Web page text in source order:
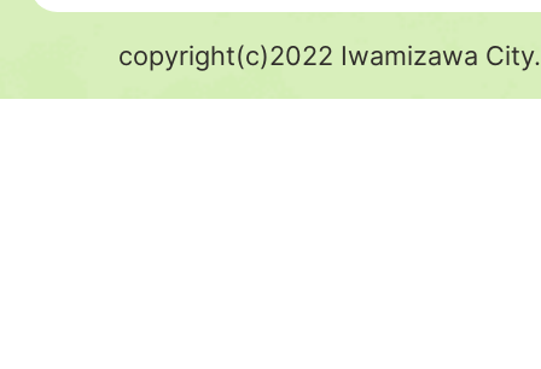
copyright(c)2022 Iwamizawa